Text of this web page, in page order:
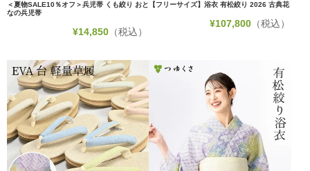
＜夏物SALE10％オフ＞兵児帯 くも絞り おと
なの兵児帯
¥14,850 （税込）
【フリーサイズ】浴衣 有松絞り 2026 古典花
¥107,800（税込）